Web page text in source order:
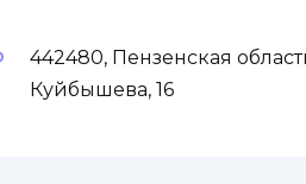
442480, Пензенская
Куйбышева, 16